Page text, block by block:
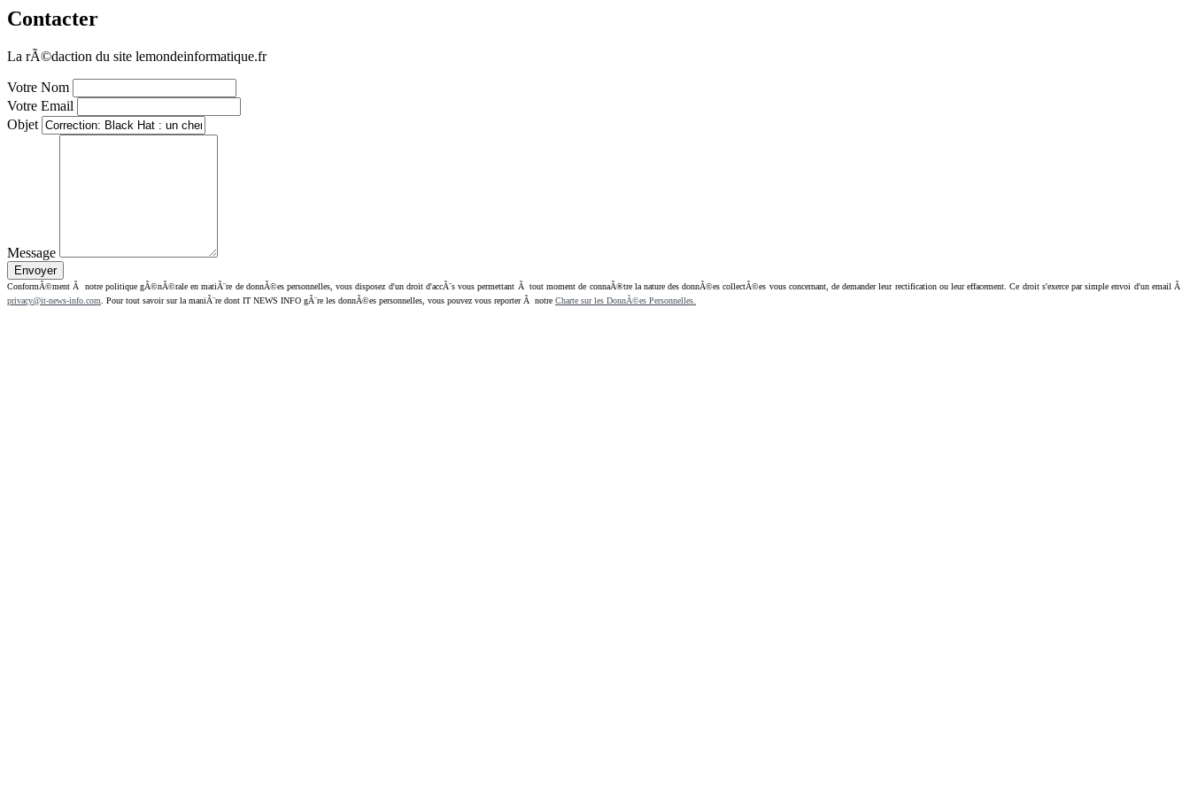
Contacter
La rÃ©daction du site lemondeinformatique.fr
Votre Nom
Votre Email
Objet
Message
ConformÃ©ment Ã notre politique gÃ©nÃ©rale en matiÃ¨re de donnÃ©es personnelles, vous disposez d'un droit d'accÃ¨s vous permettant Ã tout moment de connaÃ®tre la nature des donnÃ©es collectÃ©es vous concernant, de demander leur rectification ou leur effacement. Ce droit s'exerce par simple envoi d'un email Ã
privacy@it-news-info.com . Pour tout savoir sur la maniÃ¨re dont IT NEWS INFO gÃ¨re les donnÃ©es personnelles, vous pouvez vous reporter Ã notre Charte sur les DonnÃ©es Personnelles.